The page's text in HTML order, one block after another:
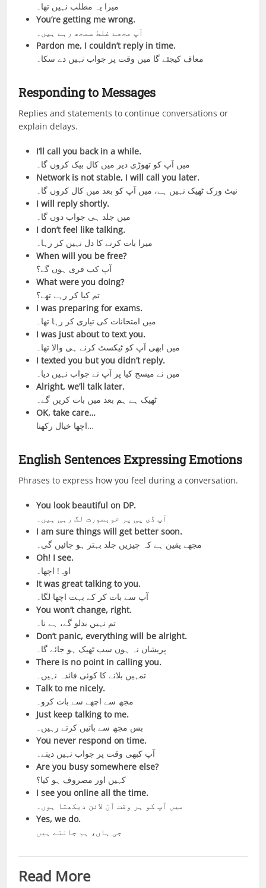
میرا یہ مطلب نہیں تھا۔
You’re getting me wrong.
آپ مجھے غلط سمجھ رہے ہیں۔
Pardon me, I couldn’t reply in time.
معاف کیجئے گا میں وقت پر جواب نہیں دے سکا۔
Responding to Messages
Replies and statements to continue conversations or
explain delays.
I’ll call you back in a while.
میں آپ کو تھوڑی دیر میں کال بیک کروں گا۔
Network is not stable, I will call you later.
نیٹ ورک ٹھیک نہیں ہے، میں آپ کو بعد میں کال کروں گا۔
I will reply shortly.
میں جلد ہی جواب دوں گا۔
I don’t feel like talking.
میرا بات کرنے کا دل نہیں کر رہا۔
When will you be free?
آپ کب فری ہوں گے؟
What were you doing?
تم کیا کر رہے تھے؟
I was preparing for exams.
میں امتحانات کی تیاری کر رہا تھا۔
I was just about to text you.
میں ابھی آپ کو ٹیکسٹ کرنے ہی والا تھا۔
I texted you but you didn’t reply.
میں نے میسج کیا پر آپ نے جواب نہیں دیا۔
Alright, we’ll talk later.
ٹھیک ہے ہم بعد میں بات کریں گے۔
OK, take care…
اچھا خیال رکھنا…
English Sentences Expressing Emotions
Phrases to express how you feel during a conversation.
You look beautiful on DP.
آپ ڈی پی پر خوبصورت لگ رہی ہیں۔
I am sure things will get better soon.
مجھے یقین ہے کہ چیزیں جلد بہتر ہو جائیں گی۔
Oh! I see.
اوہ! اچھا۔
It was great talking to you.
آپ سے بات کر کے بہت اچھا لگا۔
You won’t change, right.
تم نہیں بدلو گے، ہے نا۔
Don’t panic, everything will be alright.
پریشان نہ ہوں سب ٹھیک ہو جائے گا۔
There is no point in calling you.
تمہیں بلانے کا کوئی فائدہ نہیں۔
Talk to me nicely.
مجھ سے اچھے سے بات کرو۔
Just keep talking to me.
بس مجھ سے باتیں کرتے رہیں۔
You never respond on time.
آپ کبھی وقت پر جواب نہیں دیتے۔
Are you busy somewhere else?
کہیں اور مصروف ہو کیا؟
I see you online all the time.
میں آپ کو ہر وقت آن لائن دیکھتا ہوں۔
Yes, we do.
جی ہاں، ہم جانتے ہیں
Read More